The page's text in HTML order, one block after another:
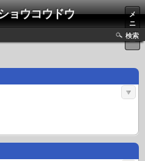
ョウコウドウ
メ
ニ
ュ
ー
検索